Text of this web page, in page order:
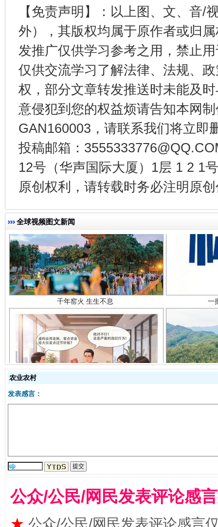
【免责声明】：以上图、文、音/
外），其版权均属于原作者或归
发推广仅供学习参考之用，禁止
仅供交流学习了解法律、法规、
权，部分文章转发推送时未能及
意侵犯到您的权益烦请告知本网
GAN160003，请联系我们将立即
投稿邮箱：
12号（华声国际大厦）1层 1 2 1
原创权利，请转载时务必注明原
全球视频图文新闻
千年窑火 生生不息
受贿1.44亿！段成刚被判无期 从幼
农业农村
发表感言：
公众/公民/网民发表评论感
★ 公众/公民/网民发表评论感言